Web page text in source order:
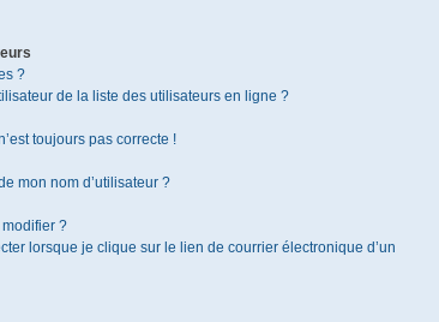
?
de la liste des utilisateurs en ligne ?
toujours pas correcte !
mon nom d’utilisateur ?
?
lorsque je clique sur le lien de courrier électronique d’un